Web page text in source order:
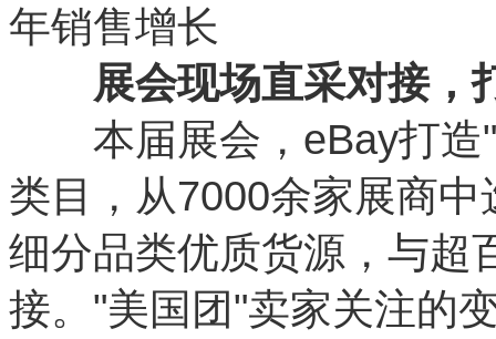
年销售增长
展会现场直采对接，
本届展会，eBay打造"
类目，从7000余家展商
细分品类优质货源，与超
接。"美国团"卖家关注的